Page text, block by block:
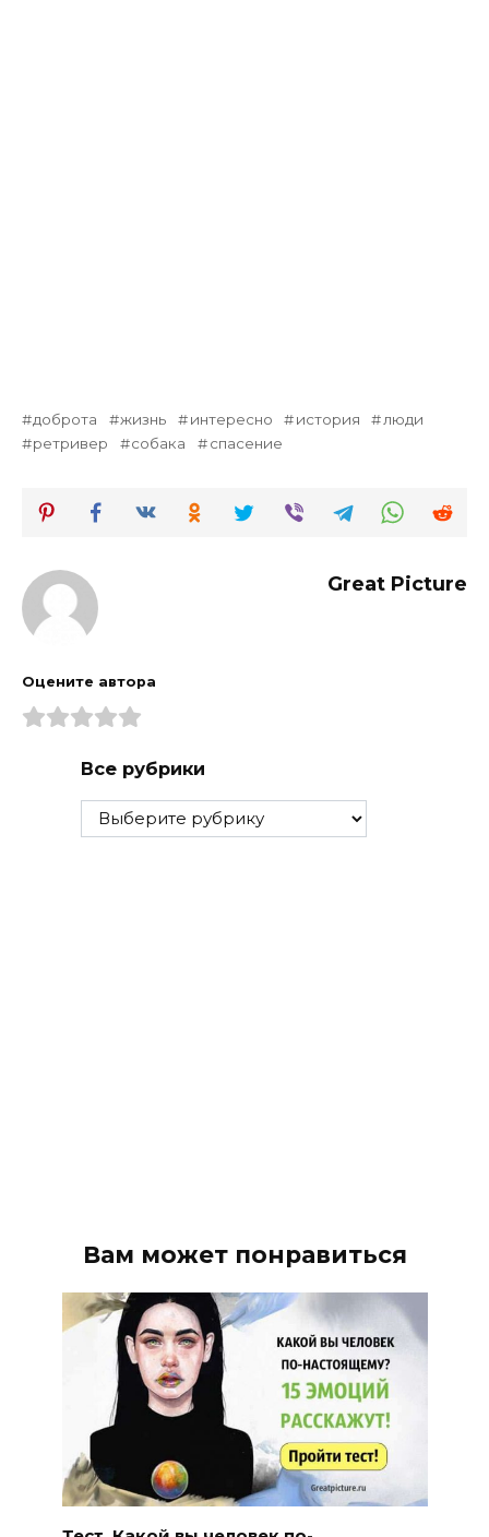
доброта жизнь интересно история
люди
ретривер
собака спасение
Great Picture
Оцените автора
Все рубрики
Все
рубрики
Вам может понравиться